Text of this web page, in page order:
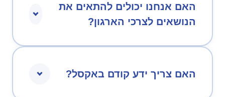
האם אנחנו יכולים להתאים את
הנושאים לצרכי הארגון?
האם צריך ידע קודם באקסל?